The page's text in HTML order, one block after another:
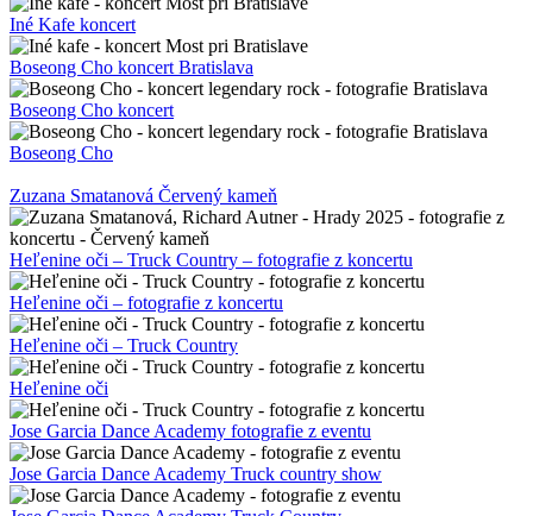
Iné Kafe koncert
Boseong Cho koncert Bratislava
Boseong Cho koncert
Boseong Cho